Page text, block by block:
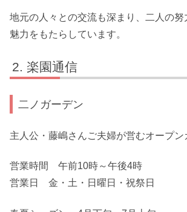
地元の人々との交流も深まり、二人の努
魅力をもたらしています。
楽園通信
二ノガーデン
主人公・藤嶋さんご夫婦が営むオープン
営業時間 午前10時～午後4時
営業日 金・土・日曜日・祝祭日